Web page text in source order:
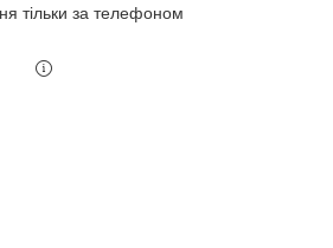
тільки за телефоном